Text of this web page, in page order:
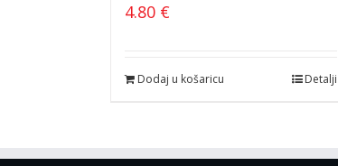
4.80 €
Dodaj u košaricu Detalji